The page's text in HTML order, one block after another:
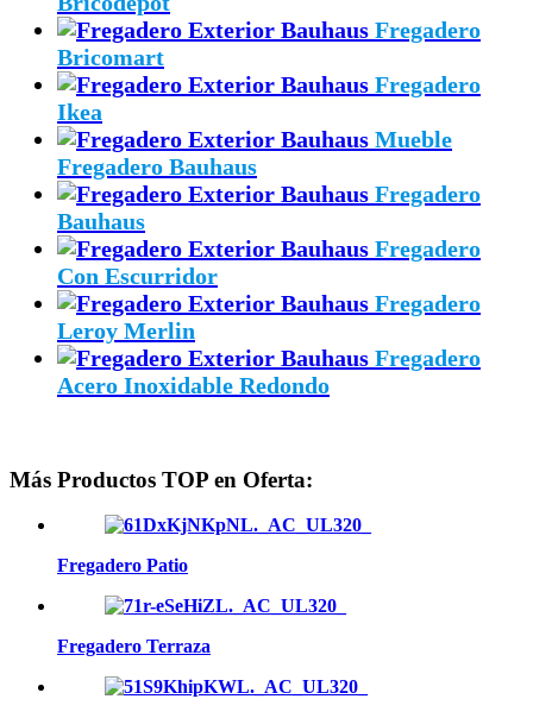
Fregadero
Bricomart
Fregadero
Ikea
Mueble
Fregadero Bauhaus
Fregadero
Bauhaus
Fregadero
Con Escurridor
Fregadero
Leroy Merlin
Fregadero
Acero Inoxidable Redondo
Más Productos TOP en Oferta:
Fregadero Patio
Fregadero Terraza